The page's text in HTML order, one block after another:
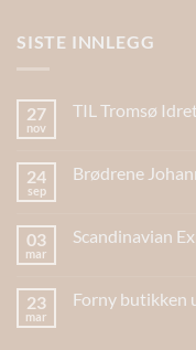
SISTE INNLEGG
27
nov
TIL Tromsø
24
sep
Brødrene
03
mar
Scandinavian
23
mar
Forny butikken